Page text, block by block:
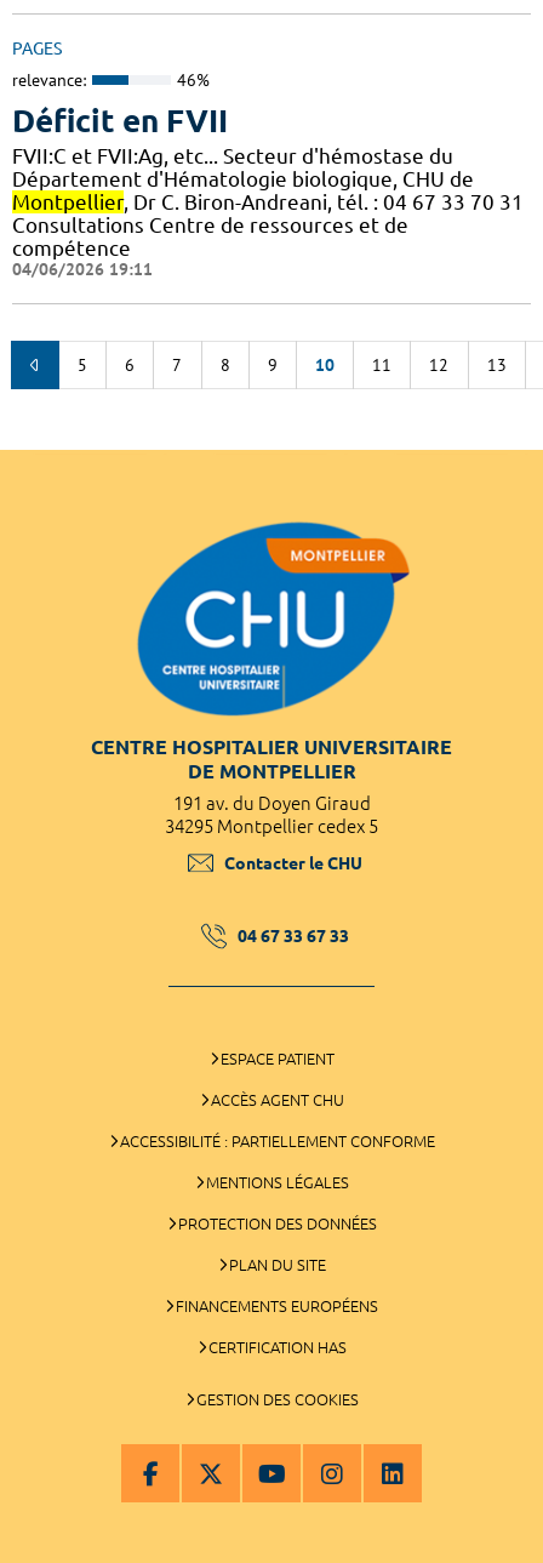
PAGES
relevance: 46%
Déficit en FVII
FVII:C et FVII:Ag, etc... Secteur d'hémostase du
Département d'Hématologie biologique, CHU de
Montpellier, Dr C. Biron-Andreani, tél. : 04 67 33 70 31
Consultations Centre de ressources et de
compétence
04/06/2026 19:11
5 6 7 8 9 10 11 12 13
CENTRE HOSPITALIER UNIVERSITAIRE
DE MONTPELLIER
191 av. du Doyen Giraud
34295 Montpellier cedex 5
Contacter le CHU
04 67 33 67 33
ESPACE PATIENT
ACCÈS AGENT CHU
ACCESSIBILITÉ : PARTIELLEMENT CONFORME
MENTIONS LÉGALES
PROTECTION DES DONNÉES
PLAN DU SITE
FINANCEMENTS EUROPÉENS
CERTIFICATION HAS
GESTION DES COOKIES